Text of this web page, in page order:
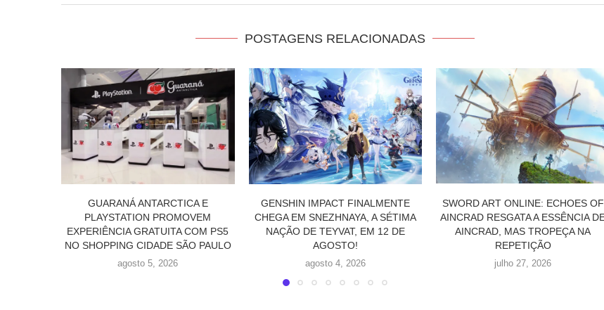
POSTAGENS RELACIONADAS
GENSHIN IMPACT FINALMENTE
CHEGA EM SNEZHNAYA, A SÉTIMA
NAÇÃO DE TEYVAT, EM 12 DE
AGOSTO!
agosto 4, 2026
SWORD ART ONLINE: ECHOES OF
AINCRAD RESGATA A ESSÊNCIA DE
AINCRAD, MAS TROPEÇA NA
REPETIÇÃO
julho 27, 2026
CACAU SHOW LANÇA COLEÇÃO DE
SONIC COM MINIATURAS PARA
CELEBRAR OS 35 ANOS DA
FRANQUIA
julho 24, 2026